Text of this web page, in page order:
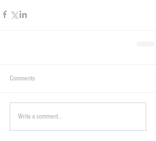
Comments
Write a comment...